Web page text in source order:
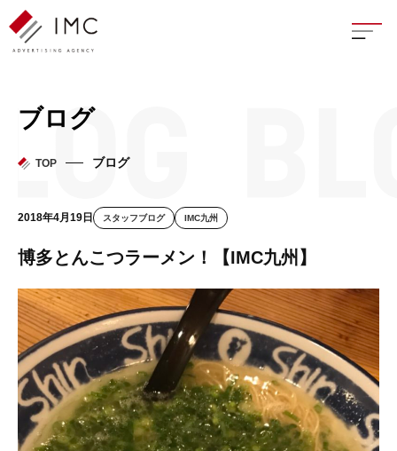
座談
イン
フェ
ブログ
TOP ブログ
2018年4月19日 スタッフブログ IMC九州
博多とんこつラーメン！【IMC九州】